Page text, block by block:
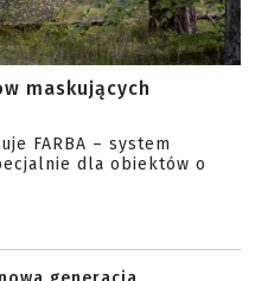
maskujących
FARBA – system
dla obiektów o